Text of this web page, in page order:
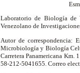
Laboratorio de Biología
Venezolano de
Autor de correspondencia:
Microbiología y Biología
Carretera Panamericana Km.
58-212-5041655. Correo